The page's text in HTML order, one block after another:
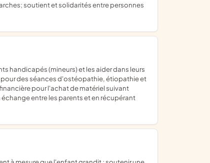
pour des séances d'ostéopathie, étiopathie et
pour l'achat de matériel suivant
entre les parents et en récupérant